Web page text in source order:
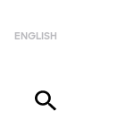
ENGLISH